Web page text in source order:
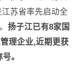
苏省率先启动全
扬子江已有8家国
理企业,近期更获
。